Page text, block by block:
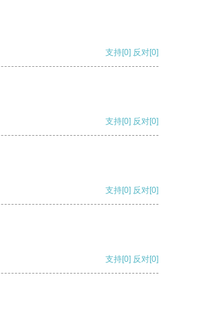
支持[0] 反对[0]
支持[0] 反对[0]
支持[0] 反对[0]
支持[0] 反对[0]